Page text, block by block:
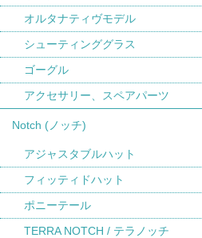
オルタナティヴモデル
シューティンググラス
ゴーグル
アクセサリー、スペアパーツ
Notch (ノッチ)
アジャスタブルハット
フィッティドハット
ポニーテール
TERRA NOTCH / テラノッチ